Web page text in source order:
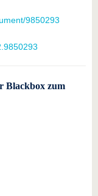
9850293
Blackbox zum